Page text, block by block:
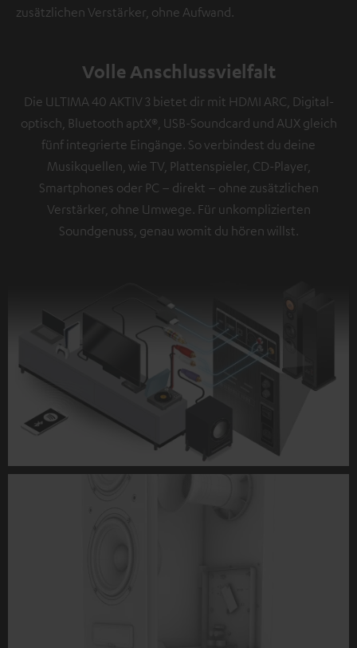
zusätzlichen Verstärker, ohne Aufwand.
Volle Anschlussvielfalt
Die ULTIMA 40 AKTIV 3 bietet dir mit HDMI ARC, Digital-
optisch, Bluetooth aptX®, USB-Soundcard und AUX gleich
fünf integrierte Eingänge. So verbindest du deine
Musikquellen, wie TV, Plattenspieler, CD-Player,
Smartphones oder PC – direkt – ohne zusätzlichen
Verstärker, ohne Umwege. Für unkomplizierten
Soundgenuss, genau womit du hören willst.